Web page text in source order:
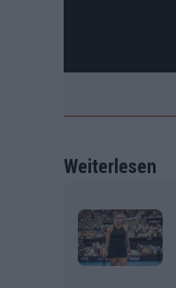
Weiterlesen